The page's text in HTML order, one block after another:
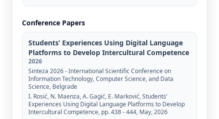
Conference Papers
Students’ Experiences Using Digital Language
Platforms to Develop Intercultural Competence
2026
Sinteza 2026 - International Scientific Conference on
Information Technology, Computer Science, and Data
Science, Belgrade
I. Rosić, N. Maenza, A. Gagić, E. Marković, Students’
Experiences Using Digital Language Platforms to Develop
Intercultural Competence, pp. 438 - 444, May, 2026